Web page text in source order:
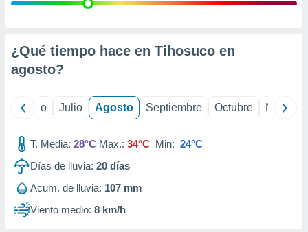
e
mediante
publicidad
de
1199
¿Qué tiempo hace en Tihosuco en
agosto?
Junio Julio Agosto Septiembre Octubre
T. Media: 28°C Max.: 34°C Min: 24°C
Días de lluvia: 20 días
Acum. de lluvia: 107 mm
Viento medio: 8 km/h